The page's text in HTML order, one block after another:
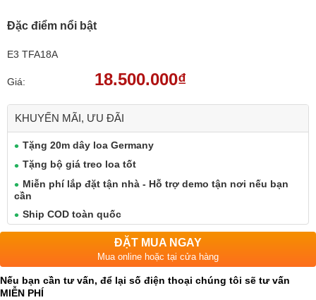
Đặc điểm nổi bật
E3 TFA18A
Giá: 18.500.000₫
KHUYẾN MÃI, ƯU ĐÃI
Tặng 20m dây loa Germany
Tặng bộ giá treo loa tốt
Miễn phí lắp đặt tận nhà - Hỗ trợ demo tận nơi nếu bạn
cần
Ship COD toàn quốc
ĐẶT MUA NGAY
Mua online hoặc tại cửa hàng
Nếu bạn cần tư vấn, để lại số điện thoại chúng tôi sẽ tư vấn
MIỄN PHÍ